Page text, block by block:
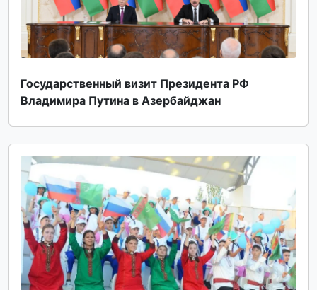
Государственный визит Президента РФ
Владимира Путина в Азербайджан